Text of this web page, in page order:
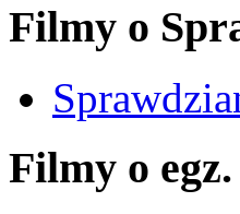
Filmy o
Filmy o